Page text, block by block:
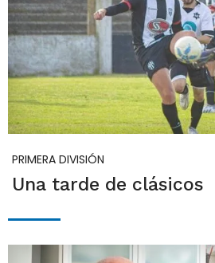
PRIMERA DIVISIÓN
Una tarde de clásicos